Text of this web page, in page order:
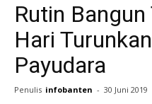
Rutin
Hari
Payudara
Penulis infobanten - 30 Juni 2019